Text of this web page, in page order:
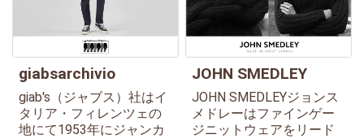
giabsarchivio
giab's（ジャブス）社はイ
タリア・フィレンツェの
地にて1953年にジャンカ
JOHN SMEDLEY
JOHN SMEDLEYジョンス
メドレーはファインゲー
ジニットウェアをリード